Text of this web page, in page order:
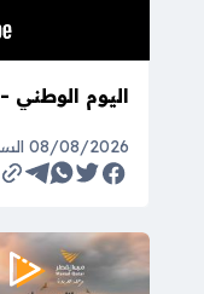
اليوم الوطني - المعالي كايدة - قطر
08/08/2026 الساعة 03:48 (بتوقيت الدوحة)